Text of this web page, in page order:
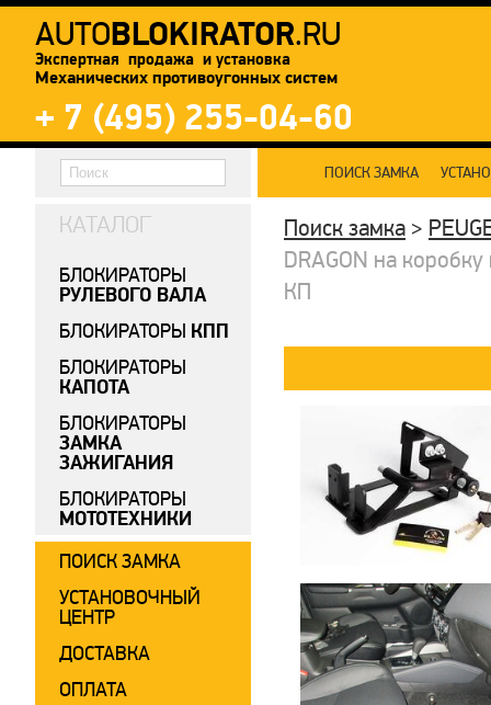
AUTOBLOKIRATOR.RU
Экспертная продажа и установка
Механических противоугонных систем
+ 7 (495) 255-04-60
ПОИСК ЗАМКА
Поиск замка >
DRAGON на
КП
КАТАЛОГ
БЛОКИРАТОРЫ
РУЛЕВОГО ВАЛА
БЛОКИРАТОРЫ КПП
БЛОКИРАТОРЫ
КАПОТА
БЛОКИРАТОРЫ
ЗАМКА
ЗАЖИГАНИЯ
БЛОКИРАТОРЫ
МОТОТЕХНИКИ
ПОИСК ЗАМКА
УСТАНОВОЧНЫЙ
ЦЕНТР
ДОСТАВКА
ОПЛАТА